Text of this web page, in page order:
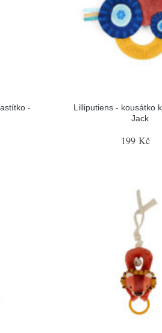
-
Lilliputiens - kousátko
Jack
199 Kč